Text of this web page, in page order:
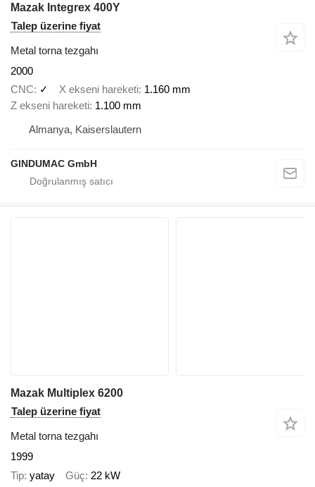
Mazak Integrex 400Y
Talep üzerine fiyat
Metal torna tezgahı
2000
CNC
✓ X ekseni hareketi 1.160 mm
Z ekseni hareketi 1.100 mm
Almanya, Kaiserslautern
GINDUMAC GmbH
Mazak Multiplex 6200
Talep üzerine fiyat
Metal torna tezgahı
1999
Tip yatay Güç 22 kW